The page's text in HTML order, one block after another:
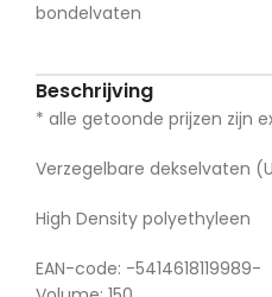
bondelvaten
Beschrijving
* alle getoonde prijzen zijn
Verzegelbare dekselvaten
High Density polyethyleen
EAN-code: -5414618119989-